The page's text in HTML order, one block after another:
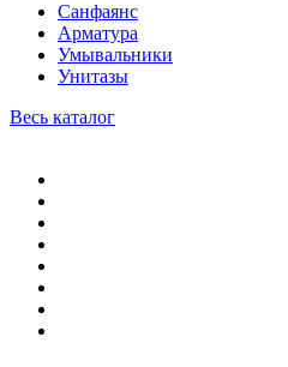
Санфаянс
Арматура
Умывальники
Унитазы
Весь каталог